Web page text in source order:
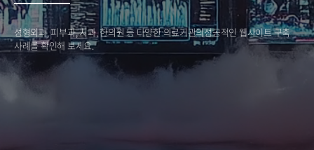
성형외과, 피부과, 치과, 한의원 등 다양한 의료기관의성공적인 웹사이트 구축
사례를 확인해 보세요.